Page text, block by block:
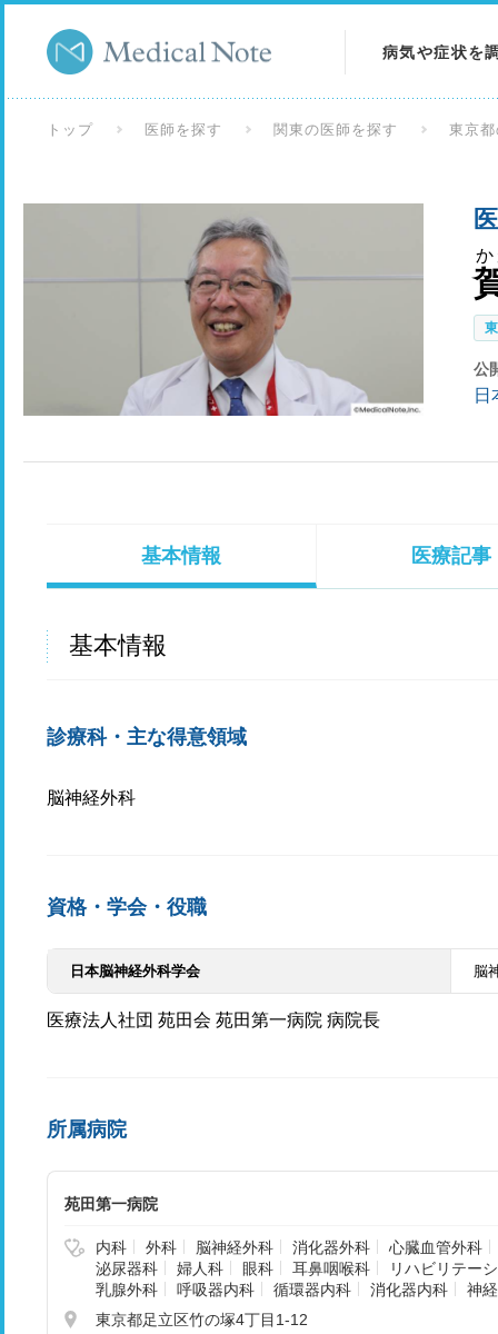
病気や症状を
検査を調べる
トップ 医師を探す 関東の医師を探す 東京
公
日
基本情報 医療記事
基本情報
診療科・主な得意領域
脳神経外科
資格・学会・役職
日本脳神経外科学会 脳
医療法人社団 苑田会 苑田第一病院 病院長
所属病院
苑田第一病院
内科 外科 脳神経外科 消化器外科
心臓血管外科
泌尿器科
婦人科 眼科 耳鼻咽喉科
リハビリテー
乳腺外科
呼吸器内科 循環器内科 消化器内科
神
東京都足立区竹の塚4丁目1-12